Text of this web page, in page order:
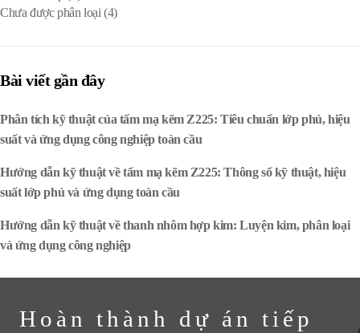
Chưa được phân loại (4)
Bài viết gần đây
Phân tích kỹ thuật của tấm mạ kẽm Z225: Tiêu chuẩn lớp phủ, hiệu
suất và ứng dụng công nghiệp toàn cầu
Hướng dẫn kỹ thuật về tấm mạ kẽm Z225: Thông số kỹ thuật, hiệu
suất lớp phủ và ứng dụng toàn cầu
Hướng dẫn kỹ thuật về thanh nhôm hợp kim: Luyện kim, phân loại
và ứng dụng công nghiệp
Hoàn thành dự án tiếp